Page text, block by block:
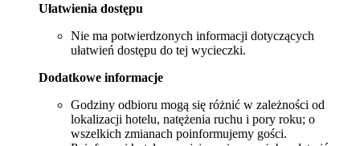
Ułatwienia dostępu
Nie ma potwierdzonych informacji dotyczących
ułatwień dostępu do tej wycieczki.
Dodatkowe informacje
Godziny odbioru mogą się różnić w zależności od
lokalizacji hotelu, natężenia ruchu i pory roku; o
wszelkich zmianach poinformujemy gości.